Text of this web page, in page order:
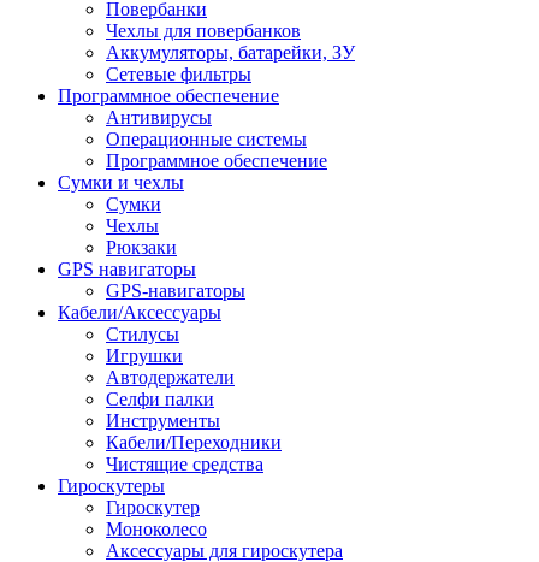
Повербанки
Чехлы для повербанков
Аккумуляторы, батарейки, ЗУ
Сетевые фильтры
Программное обеспечение
Антивирусы
Операционные системы
Программное обеспечение
Сумки и чехлы
Сумки
Чехлы
Рюкзаки
GPS навигаторы
GPS-навигаторы
Кабели/Аксессуары
Стилусы
Игрушки
Автодержатели
Селфи палки
Инструменты
Кабели/Переходники
Чистящие средства
Гироскутеры
Гироскутер
Моноколесо
Аксессуары для гироскутера